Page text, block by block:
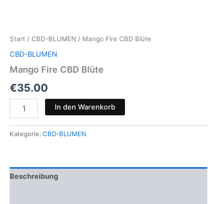
Start / CBD-BLUMEN / Mango Fire CBD Blüte
CBD-BLUMEN
Mango Fire CBD Blüte
€35.00
Blüte
In den Warenkorb
Kategorie: CBD-BLUMEN
Beschreibung